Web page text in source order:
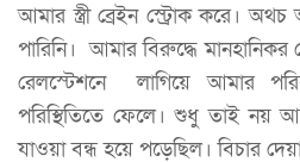
আমার স্ত্রী ব্রেইন স্ট্রোক করে।
পারিনি। আমার বিরুদ্ধে মানহানিকর
রেলস্টেশনে লাগিয়ে আমার
পরিস্থিতিতে ফেলে। শুধু তাই নয়
যাওয়া বন্ধ হয়ে পড়েছিল। বিচার